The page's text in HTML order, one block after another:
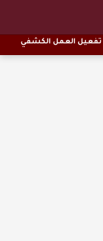
تفعيل العمل الكشفي